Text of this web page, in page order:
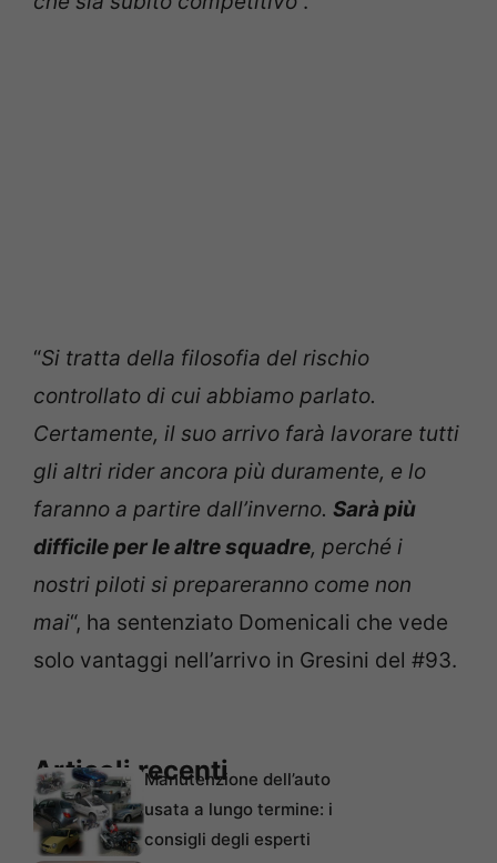
“Si tratta della filosofia del rischio
controllato di cui abbiamo parlato.
Certamente, il suo arrivo farà lavorare tutti
gli altri rider ancora più duramente, e lo
faranno a partire dall’inverno. Sarà più
difficile per le altre squadre, perché i
nostri piloti si prepareranno come non
mai“, ha sentenziato Domenicali che vede
solo vantaggi nell’arrivo in Gresini del #93.
Articoli recentiManutenzione dell’auto
usata a lungo termine: i
consigli degli esperti